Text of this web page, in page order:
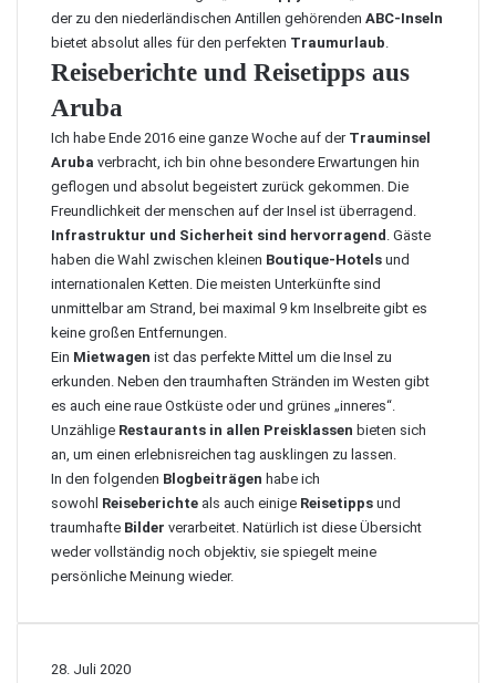
der zu den niederländischen Antillen gehörenden ABC-Inseln
bietet absolut alles für den perfekten Traumurlaub.
Reiseberichte und Reisetipps aus
Aruba
Ich habe Ende 2016 eine ganze Woche auf der Trauminsel
Aruba verbracht, ich bin ohne besondere Erwartungen hin
geflogen und absolut begeistert zurück gekommen. Die
Freundlichkeit der menschen auf der Insel ist überragend.
Infrastruktur und Sicherheit sind hervorragend . Gäste
haben die Wahl zwischen kleinen Boutique-Hotels und
internationalen Ketten. Die meisten Unterkünfte sind
unmittelbar am Strand, bei maximal 9 km Inselbreite gibt es
keine großen Entfernungen.
Ein Mietwagen ist das perfekte Mittel um die Insel zu
erkunden. Neben den traumhaften Stränden im Westen gibt
es auch eine raue Ostküste oder und grünes „inneres“.
Unzählige Restaurants in allen Preisklassen bieten sich
an, um einen erlebnisreichen tag ausklingen zu lassen.
In den folgenden Blogbeiträgen habe ich
sowohl Reiseberichte als auch einige Reisetipps und
traumhafte Bilder verarbeitet. Natürlich ist diese Übersicht
weder vollständig noch objektiv, sie spiegelt meine
persönliche Meinung wieder.
T
28. Juli 2020